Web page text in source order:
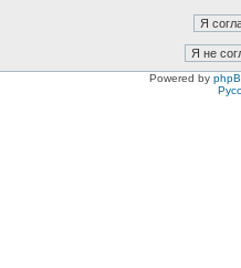
Powered by